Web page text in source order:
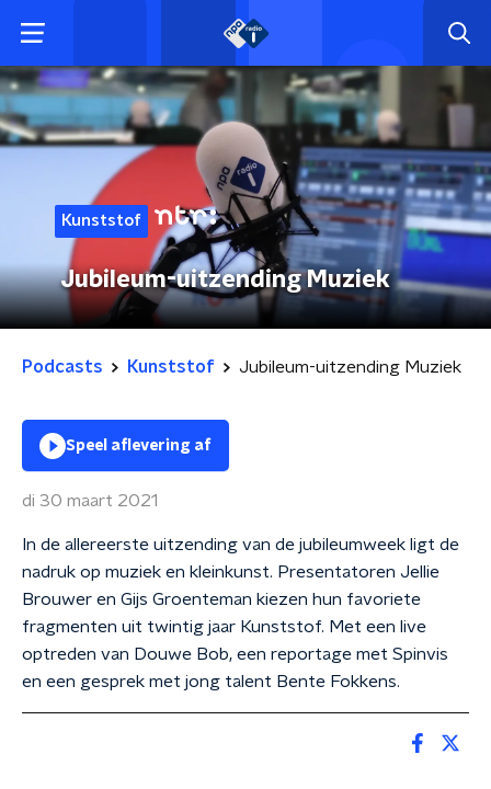
Kunststof
Jubileum-uitzending Muziek
Podcasts Kunststof Jubileum-uitzending Muziek
Speel aflevering af
di 30 maart 2021
In de allereerste uitzending van de jubileumweek ligt de
nadruk op muziek en kleinkunst. Presentatoren Jellie
Brouwer en Gijs Groenteman kiezen hun favoriete
fragmenten uit twintig jaar Kunststof. Met een live
optreden van Douwe Bob, een reportage met Spinvis
en een gesprek met jong talent Bente Fokkens.